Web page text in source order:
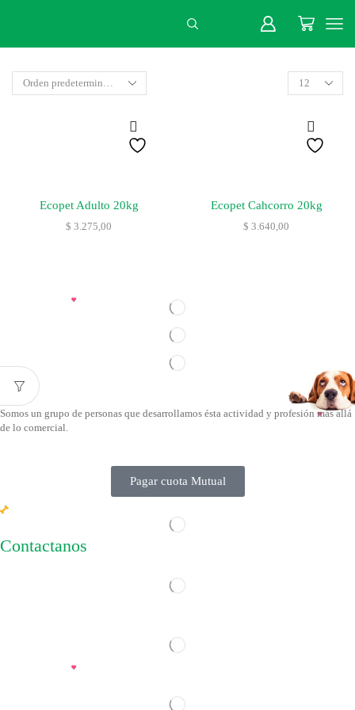
Ecopet Adulto 20kg
$ 3.275,00
Ecopet Cahcorro 20kg
$ 3.640,00
Somos un grupo de personas que desarrollamos ésta actividad y profesión más allá
de lo comercial.
Pagar cuota Mutual
Contactanos